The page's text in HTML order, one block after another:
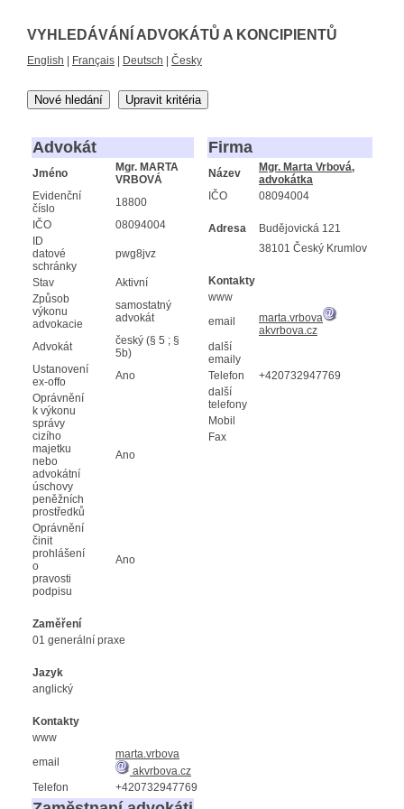
VYHLEDÁVÁNÍ ADVOKÁTŮ A KONCIPIENTŮ
English Français Deutsch Česky
Nové hledání Upravit kritéria
Advokát
Jméno
Mgr. MARTA
VRBOVÁ
Evidenční
číslo
18800
IČO
08094004
ID
datové
schránky
pwg8jvz
Stav
Aktivní
Způsob
výkonu
advokacie
samostatný
advokát
Advokát
český (§ 5 ; §
5b)
Ustanovení
ex-offo
Ano
Oprávnění
k výkonu
správy
cizího
majetku
nebo
advokátní
úschovy
peněžních
prostředků
Ano
Oprávnění
činit
prohlášení
o
pravosti
podpisu
Ano
Zaměření
01 generální praxe
Jazyk
anglický
Kontakty
www
email
marta.vrbova
akvrbova.cz
Telefon
+420732947769
Firma
Název
Mgr. Marta Vrbová,
advokátka
IČO
08094004
Adresa
Budějovická 121
38101 Český Krumlov
Kontakty
www
email
marta.vrbova
akvrbova.cz
další
emaily
Telefon
+420732947769
další
telefony
Mobil
Fax